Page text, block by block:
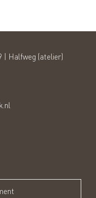
| Halfweg (atelier)